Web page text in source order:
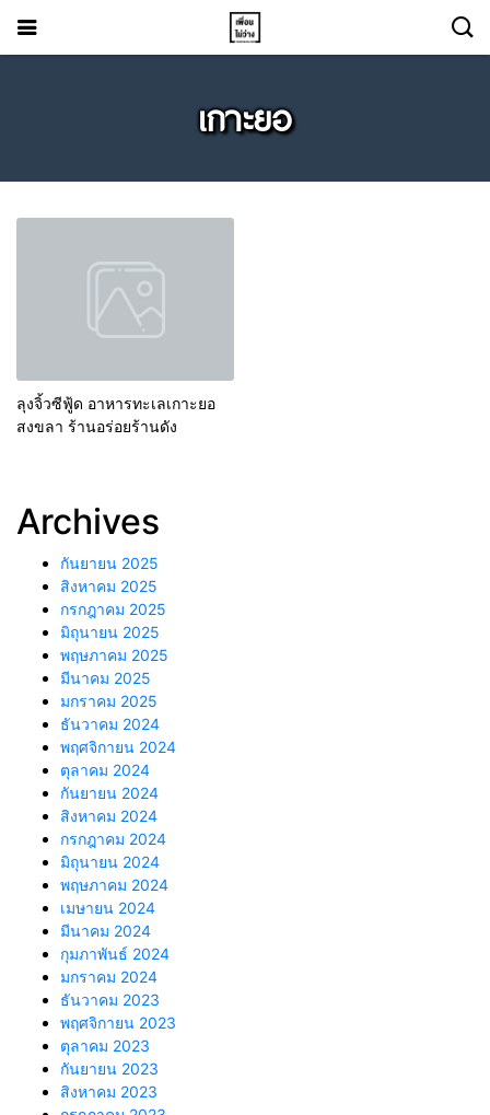
เกาะยอ
ลุงจิ้วซีฟู้ด อาหารทะเลเกาะยอ
สงขลา ร้านอร่อยร้านดัง
Archives
กันยายน 2025
สิงหาคม 2025
กรกฎาคม 2025
มิถุนายน 2025
พฤษภาคม 2025
มีนาคม 2025
มกราคม 2025
ธันวาคม 2024
พฤศจิกายน 2024
ตุลาคม 2024
กันยายน 2024
สิงหาคม 2024
กรกฎาคม 2024
มิถุนายน 2024
พฤษภาคม 2024
เมษายน 2024
มีนาคม 2024
กุมภาพันธ์ 2024
มกราคม 2024
ธันวาคม 2023
พฤศจิกายน 2023
ตุลาคม 2023
กันยายน 2023
สิงหาคม 2023